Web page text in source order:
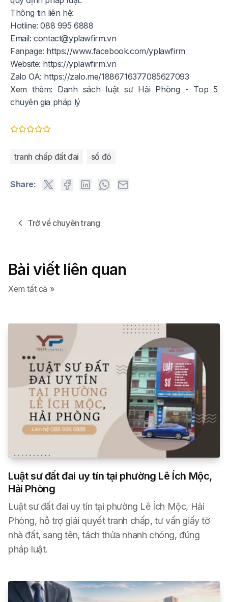
Thông tin liên hệ:
Hotline: 088 995 6888
Email:contact@yplawfirm.vn
Fanpage: https://www.facebook.com/yplawfirm
Website: https://yplawfirm.vn
Zalo OA: https://zalo.me/1886716377085627093
Xem thêm: Danh sách luật sư Hải Phòng - Top 5
chuyên gia pháp lý
tranh chấp đất đai sổ đỏ
Share:
Trở về chuyên trang
Bài viết liên quan
Xem tất cả »
Luật sư đất đai uy tín tại phường Lê Ích Mộc,
Hải Phòng
Luật sư đất đai uy tín tại phường Lê Ích Mộc, Hải
Phòng, hỗ trợ giải quyết tranh chấp, tư vấn giấy tờ
nhà đất, sang tên, tách thửa nhanh chóng, đúng
pháp luật.